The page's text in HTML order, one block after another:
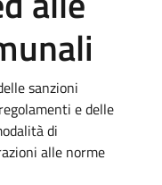
sanzioni
e delle
di
alle norme